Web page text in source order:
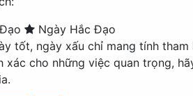
Ngày Hắc Đạo
tốt, ngày xấu chỉ mang tính
xác cho những việc quan trọng,